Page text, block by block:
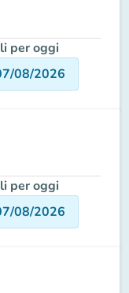
per oggi
08/2026
per oggi
08/2026